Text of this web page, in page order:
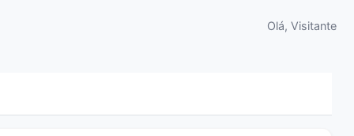
Olá, Visitante